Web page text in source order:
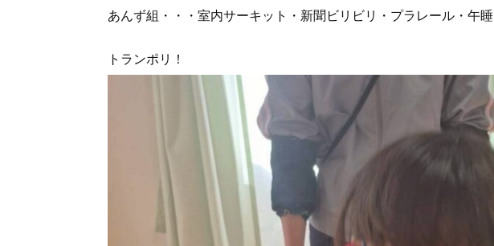
あんず組・・・室内サーキット・新聞ビリビリ・プラレール・午睡
トランポリ！